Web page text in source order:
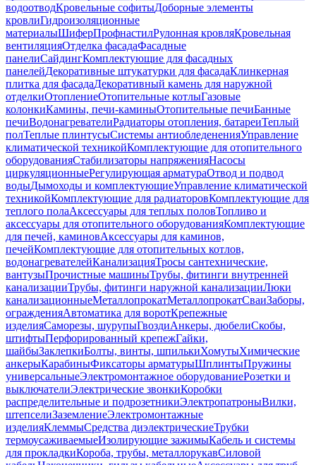
водоотводКровельные софитыДоборные элементы
кровлиГидроизоляционные
материалыШиферПрофнастилРулонная кровляКровельная
вентиляцияОтделка фасадаФасадные
панелиСайдингКомплектующие для фасадных
панелейДекоративные штукатурки для фасадаКлинкерная
плитка для фасадаДекоративный камень для наружной
отделкиОтоплениеОтопительные котлыГазовые
колонкиКамины, печи-каминыОтопительные печиБанные
печиВодонагревателиРадиаторы отопления, батареиТеплый
полТеплые плинтусыСистемы антиобледененияУправление
климатической техникойКомплектующие для отопительного
оборудованияСтабилизаторы напряженияНасосы
циркуляционныеРегулирующая арматураОтвод и подвод
водыДымоходы и комплектующиеУправление климатической
техникойКомплектующие для радиаторовКомплектующие для
теплого полаАксессуары для теплых половТопливо и
аксессуары для отопительного оборудованияКомплектующие
для печей, каминовАксессуары для каминов,
печейКомплектующие для отопительных котлов,
водонагревателейКанализацияТросы сантехнические,
вантузыПрочистные машиныТрубы, фитинги внутренней
канализацииТрубы, фитинги наружной канализацииЛюки
канализационныеМеталлопрокатМеталлопрокатСваиЗаборы,
огражденияАвтоматика для воротКрепежные
изделияСаморезы, шурупыГвоздиАнкеры, дюбелиСкобы,
штифтыПерфорированный крепежГайки,
шайбыЗаклепкиБолты, винты, шпилькиХомутыХимические
анкерыКарабиныФиксаторы арматурыШплинтыПружины
универсальныеЭлектромонтажное оборудованиеРозетки и
выключателиЭлектрические звонкиКоробки
распределительные и подрозетникиЭлектропатроныВилки,
штепселиЗаземлениеЭлектромонтажные
изделияКлеммыСредства диэлектрическиеТрубки
термоусаживаемыеИзолирующие зажимыКабель и системы
для прокладкиКороба, трубы, металлорукавСиловой